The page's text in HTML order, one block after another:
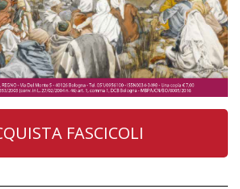
FASCICOLI